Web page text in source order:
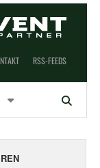
RSS-FEEDS
Suchen